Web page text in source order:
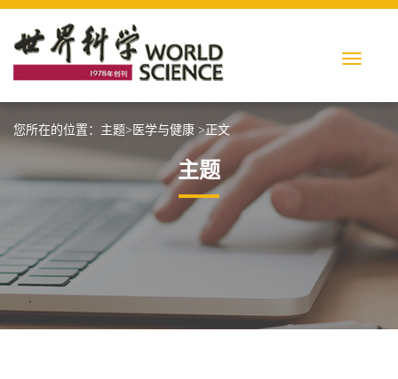
您所在的位置： 主题> 医学与健康 >正文
主题